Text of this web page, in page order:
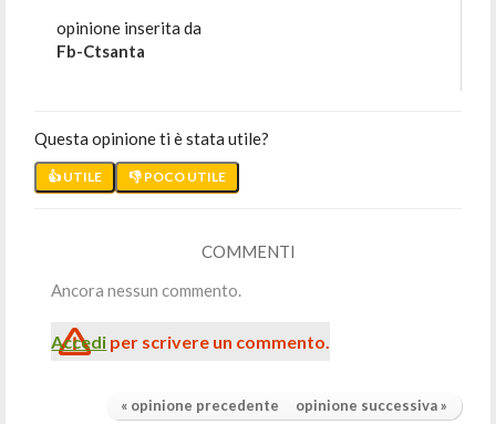
opinione inserita da
Fb-Ctsanta
Questa opinione ti è stata utile?
👍 UTILE 👎 POCO UTILE
COMMENTI
Ancora nessun commento.
Accedi per scrivere un commento.
« opinione precedente opinione successiva »